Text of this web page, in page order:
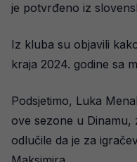
je potvrđeno iz
Iz kluba su objavili
kraja 2024. godine sa
Podsjetimo, Luka
ove sezone u Dinamu,
odlučile da je za